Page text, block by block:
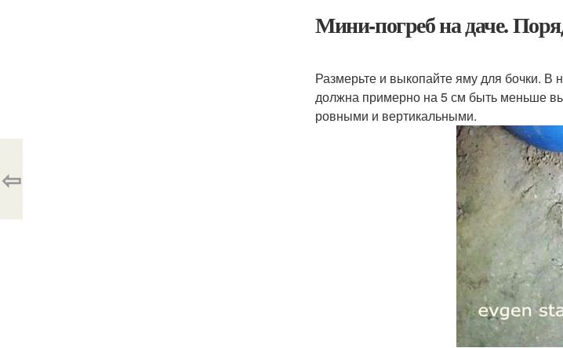
Мини-погреб на даче.
Размерьте и выкопайте яму для бочки.
должна примерно на 5 см быть меньше
ровными и вертикальными.
⇦